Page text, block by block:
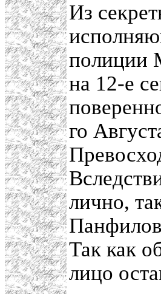
Из
полиции
на 12-е
го
лично,
Так как
лицо